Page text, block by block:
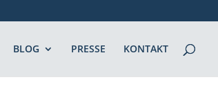
BLOG PRESSE KONTAKT